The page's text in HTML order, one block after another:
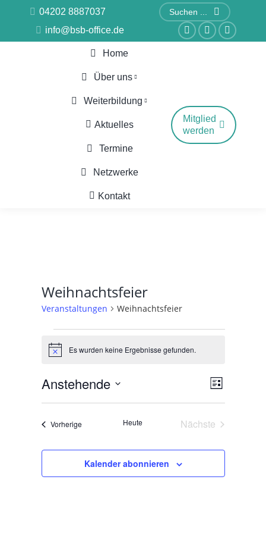
04202 8887037
info@bsb-office.de
Search:
Facebook
new
window
Linkedin
new
window
new
window
Home
Über uns
Weiterbildung
Aktuelles
Termine
Netzwerke
Kontakt
Mitglied
werden
Weihnachtsfeier
Veranstaltungen Weihnachtsfeier
HinweisEs wurden keine Ergebnisse gefunden.
Liste
Anstehende
Datum
VorherigeVeranstaltungenHeute
Nächste
Kalender abonnieren